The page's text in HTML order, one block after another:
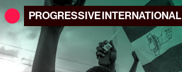
PROGRESSIVEINTERNATIONAL